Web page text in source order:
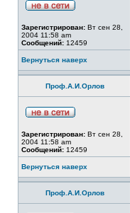
Зарегистрирован: Вт сен 28,
2004 11:58 am
Сообщений: 12459
Вернуться наверх
Проф.А.И.Орлов
Зарегистрирован: Вт сен 28,
2004 11:58 am
Сообщений: 12459
Вернуться наверх
Проф.А.И.Орлов